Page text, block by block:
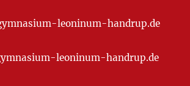
leoninum-handrup.de
leoninum-handrup.de